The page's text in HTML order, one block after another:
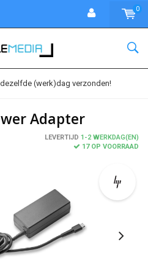
0
(werk)dag verzonden!
Adapter
LEVERTIJD 1-2 WERKDAG(EN)
17 OP VOORRAAD